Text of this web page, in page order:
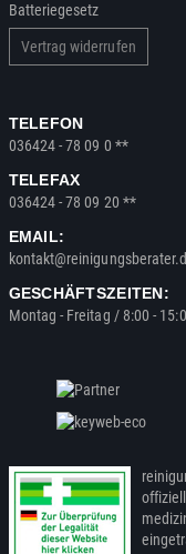
Batteriegesetz
Vertrag widerrufen
TELEFON
036424 - 78 09 0 **
TELEFAX
036424 - 78 09 20 **
EMAIL:
GESCHÄFTSZEITEN:
Montag - Freitag / 8:00 -